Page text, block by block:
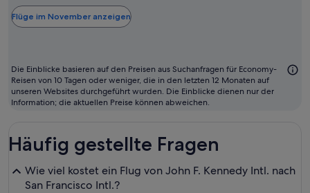
günstigste
Monat
zum
Flüge im November anzeigen
Die Einblicke basieren auf den Preisen aus Suchanfragen für Economy-
Reisen von 10 Tagen oder weniger, die in den letzten 12 Monaten auf
unseren Websites durchgeführt wurden. Die Einblicke dienen nur der
Information; die aktuellen Preise können abweichen.
Häufig gestellte Fragen
Wie viel kostet ein Flug von John F. Kennedy Intl. nach
San Francisco Intl.?